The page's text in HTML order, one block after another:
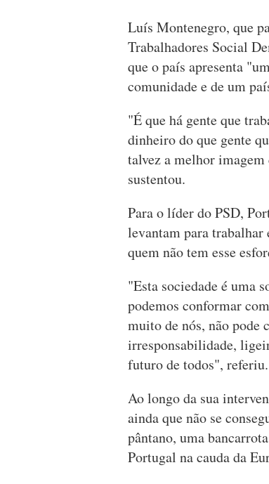
Luís Montenegro, que
Trabalhadores Social
que o país apresenta
comunidade e de um
"É que há gente que
dinheiro do que gente
talvez a melhor
sustentou.
Para o líder do PSD,
levantam para
quem não tem esse
"Esta sociedade é uma
podemos conformar
muito de nós, não pode
irresponsabilidade,
futuro de todos", referiu.
Ao longo da sua
ainda que não se
pântano, uma
Portugal na cauda da